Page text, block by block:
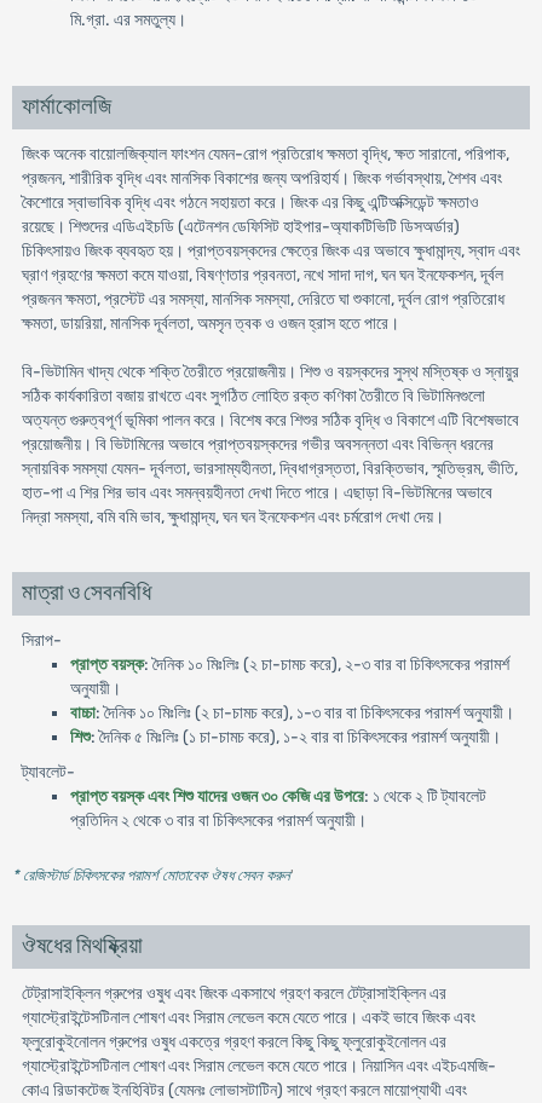
মি.গ্রা. এর সমতুল্য।
ফার্মাকোলজি
জিংক অনেক বায়োলজিক্যাল ফাংশন যেমন-রোগ প্রতিরোধ ক্ষমতা বৃদ্ধি, ক্ষত সারানো, পরিপাক,
প্রজনন, শারীরিক বৃদ্ধি এবং মানসিক বিকাশের জন্য অপরিহার্য। জিংক গর্ভাবস্থায়, শৈশব এবং
কৈশোরে স্বাভাবিক বৃদ্ধি এবং গঠনে সহায়তা করে। জিংক এর কিছু এন্টিঅক্সিডেন্ট ক্ষমতাও
রয়েছে। শিশুদের এডিএইচডি (এটেনশন ডেফিসিট হাইপার-অ্যাকটিভিটি ডিসঅর্ডার)
চিকিৎসায়ও জিংক ব্যবহৃত হয়। প্রাপ্তবয়স্কদের ক্ষেত্রে জিংক এর অভাবে ক্ষুধামান্দ্য, স্বাদ এবং
ঘ্রাণ গ্রহণের ক্ষমতা কমে যাওয়া, বিষণ্ণতার প্রবনতা, নখে সাদা দাগ, ঘন ঘন ইনফেকশন, দূর্বল
প্রজনন ক্ষমতা, প্রস্টেট এর সমস্যা, মানসিক সমস্যা, দেরিতে ঘা শুকানো, দূর্বল রোগ প্রতিরোধ
ক্ষমতা, ডায়রিয়া, মানসিক দূর্বলতা, অমসৃন ত্বক ও ওজন হ্রাস হতে পারে।
বি-ভিটামিন খাদ্য থেকে শক্তি তৈরীতে প্রয়োজনীয়। শিশু ও বয়স্কদের সুস্থ মস্তিষ্ক ও স্নায়ুর
সঠিক কার্যকারিতা বজায় রাখতে এবং সুগঠিত লোহিত রক্ত কণিকা তৈরীতে বি ভিটামিনগুলো
অত্যন্ত গুরুত্বপূর্ণ ভূমিকা পালন করে। বিশেষ করে শিশুর সঠিক বৃদ্ধি ও বিকাশে এটি বিশেষভাবে
প্রয়োজনীয়। বি ভিটামিনের অভাবে প্রাপ্তবয়স্কদের গভীর অবসন্নতা এবং বিভিন্ন ধরনের
স্নায়বিক সমস্যা যেমন- দূর্বলতা, ভারসাম্যহীনতা, দ্বিধাগ্রস্ততা, বিরক্তিভাব, স্মৃতিভ্রম, ভীতি,
হাত-পা এ শির শির ভাব এবং সমন্বয়হীনতা দেখা দিতে পারে। এছাড়া বি-ভিটমিনের অভাবে
নিদ্রা সমস্যা, বমি বমি ভাব, ক্ষুধামান্দ্য, ঘন ঘন ইনফেকশন এবং চর্মরোগ দেখা দেয়।
মাত্রা ও সেবনবিধি
সিরাপ-
প্রাপ্ত বয়স্ক: দৈনিক ১০ মিঃলিঃ (২ চা-চামচ করে), ২-৩ বার বা চিকিৎসকের পরামর্শ
অনুযায়ী।
বাচ্চা: দৈনিক ১০ মিঃলিঃ (২ চা-চামচ করে), ১-৩ বার বা চিকিৎসকের পরামর্শ অনুযায়ী।
শিশু: দৈনিক ৫ মিঃলিঃ (১ চা-চামচ করে), ১-২ বার বা চিকিৎসকের পরামর্শ অনুযায়ী।
ট্যাবলেট-
প্রাপ্ত বয়স্ক এবং শিশু যাদের ওজন ৩০ কেজি এর উপরে: ১ থেকে ২ টি ট্যাবলেট
প্রতিদিন ২ থেকে ৩ বার বা চিকিৎসকের পরামর্শ অনুযায়ী।
* রেজিস্টার্ড চিকিৎসকের পরামর্শ মোতাবেক ঔষধ সেবন করুন'
ঔষধের মিথষ্ক্রিয়া
টেট্রাসাইক্লিন গ্রুপের ওষুধ এবং জিংক একসাথে গ্রহণ করলে টেট্রাসাইক্লিন এর
গ্যাস্ট্রোইন্টেসটিনাল শোষণ এবং সিরাম লেভেল কমে যেতে পারে। একই ভাবে জিংক এবং
ফ্লুরোকুইনোলন গ্রুপের ওষুধ একত্রে গ্রহণ করলে কিছু কিছু ফ্লুরোকুইনোলন এর
গ্যাস্ট্রোইন্টেসটিনাল শোষণ এবং সিরাম লেভেল কমে যেতে পারে। নিয়াসিন এবং এইচএমজি-
কোএ রিডাকটেজ ইনহিবিটর (যেমনঃ লোভাসটাটিন) সাথে গ্রহণ করলে মায়োপ্যাথী এবং